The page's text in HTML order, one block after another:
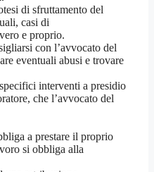
di sfruttamento del
casi di
e proprio.
con l’avvocato del
eventuali abusi e trovare
interventi a presidio
che l’avvocato del
a prestare il proprio
si obbliga alla